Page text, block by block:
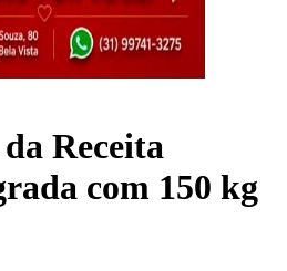
Receita
com 150 kg